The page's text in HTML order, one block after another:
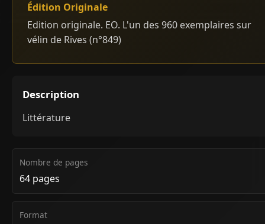
Édition Originale
Edition originale. EO. L'un des 960 exemplaires sur
vélin de Rives (n°849)
Description
Littérature
Nombre de pages
64 pages
Format